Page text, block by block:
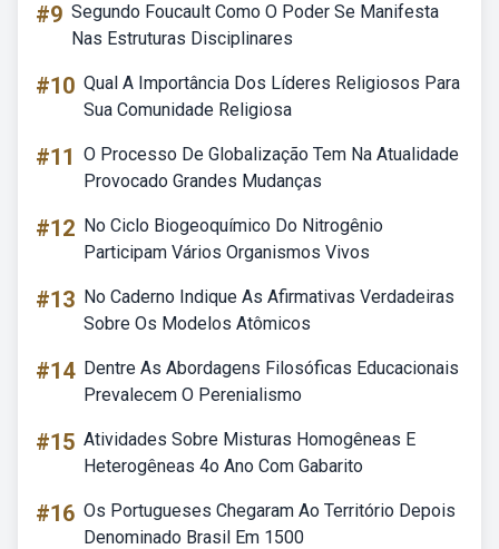
#9 Segundo Foucault Como O Poder Se Manifesta
Nas Estruturas Disciplinares
#10 Qual A Importância Dos Líderes Religiosos Para
Sua Comunidade Religiosa
#11 O Processo De Globalização Tem Na Atualidade
Provocado Grandes Mudanças
#12 No Ciclo Biogeoquímico Do Nitrogênio
Participam Vários Organismos Vivos
#13 No Caderno Indique As Afirmativas Verdadeiras
Sobre Os Modelos Atômicos
#14 Dentre As Abordagens Filosóficas Educacionais
Prevalecem O Perenialismo
#15 Atividades Sobre Misturas Homogêneas E
Heterogêneas 4o Ano Com Gabarito
#16 Os Portugueses Chegaram Ao Território Depois
Denominado Brasil Em 1500